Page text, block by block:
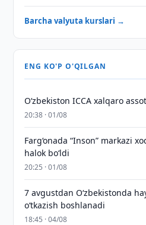
Barcha valyuta kurslari →
ENG KO'P O'QILGAN
O‘zbekiston ICCA xalqaro
20:38 · 01/08
Farg‘onada “Inson” markazi
halok bo‘ldi
20:25 · 01/08
7 avgustdan O‘zbekistonda
o‘tkazish boshlanadi
18:45 · 04/08